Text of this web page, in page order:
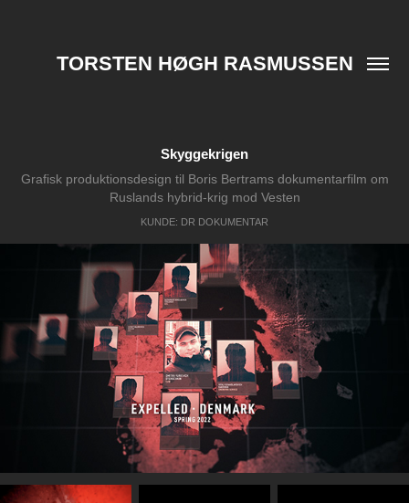
TORSTEN HØGH RASMUSSEN
Skyggekrigen
Grafisk produktionsdesign til Boris Bertrams dokumentarfilm om
KUNDE: DR DOKUMENTAR